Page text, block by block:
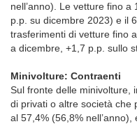
nell’anno). Le vetture fino
p.p. su dicembre 2023) e il
trasferimenti di vetture fino
a dicembre, +1,7 p.p. sullo
Minivolture: Contraenti
Sul fronte delle minivolture,
di privati o altre società che
al 57,4% (56,8%